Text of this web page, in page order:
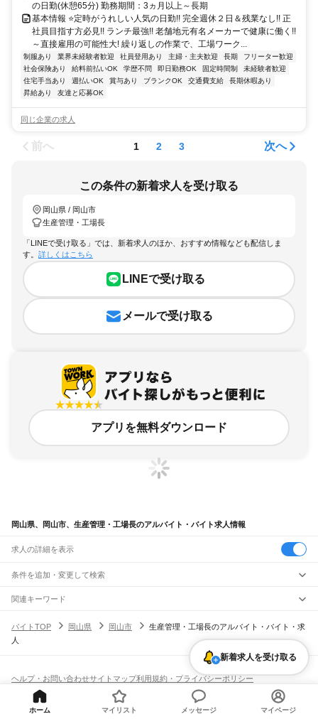
の日勤(休憩65分) 勤務期間：3ヵ月以上～長期
基本情報 ⭐定時がうれしい人気の日勤!! 完全週休２日＆残業なし!! 正
社員目指す方必見!! ランチ最強!! 老舗地元有名メーカーで健康に働く!!
～直接雇用の可能性大! 繰り返しの作業で、工場ワーク...
制服あり 業界未経験者歓迎 社員登用あり 主婦・主夫歓迎 長期
フリーター歓迎
社会保険あり
給料前払いOK 学歴不問 即日勤務OK 固定時間制
未経験者歓迎
住宅手当あり
週払いOK 賞与あり ブランクOK 交通費支給
長期休暇あり
昇給あり
友達と応募OK
同じ企業の求人
前へ 1 2 3 次へ
この条件の新着求人を受け取る
岡山県 / 岡山市
生産管理・工場長
「LINEで受け取る」では、新着求人のほか、おすすめ情報なども配信しま
す。 詳しくはこちら
LINEで受け取る
メールで受け取る
アプリを無料ダウンロード
岡山県、岡山市、生産管理・工場長のアルバイト・バイト求人情報
求人の詳細を表示
条件を追加・変更して検索
市区町村を追加・変更
岡山県すべて
高梁市新見市
赤磐市
真庭市美作市浅口市和気郡都窪郡浅口郡小田郡真庭郡苫田郡勝田郡
久米郡
駅を追加・変更
東岡山駅高島駅西川原駅岡山駅
JR山陽本線(岡山～三原)
岡山駅
中庄駅倉敷駅 新倉敷駅 里庄駅笠岡駅
JR赤穂線
飲食・フードサービスすべて
ホールスタッフ
キッチンスタッフ 精肉・鮮魚加工
給食調理
パン屋（ベーカリー）
フードカウンター販売員
バー（BAR）・バーテンダー
飲食店補助（開店・閉店準備） 飲食店（店長・マネージャー）
人気
日払いOK
学生歓迎 髪型・髪色自由
ネイルOK
ピアスOK
オープニングスタッフ 留学生・外国人活躍中
雇用形態を追加・変更
アルバイト・パート
関連キーワード
岡山県 製造・工場 農業
岡山県 岡山市 製造業岡山県 岡山市 工場正社員
バイトTOP 岡山県 岡山市
生産管理・工場長のアルバイト・バイト・求
人
新着求人を受け取る
ヘルプ・お問い合わせサイトマップ利用規約・プライバシーポリシー
[企業]求人広告の掲載相談
ホーム マイリスト メッセージ マイページ